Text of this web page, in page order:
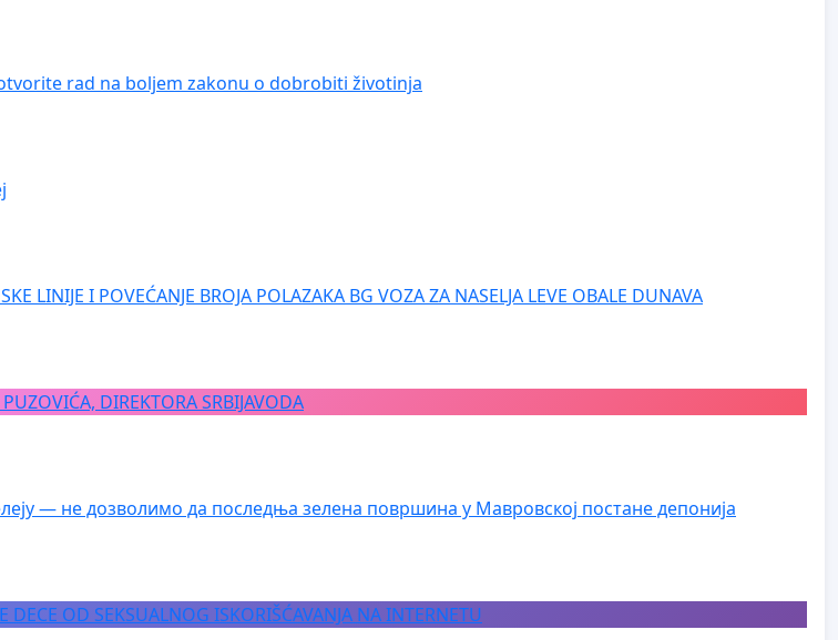
rad na boljem zakonu o dobrobiti životinja
LINIJE I POVEĆANJE BROJA POLAZAKA BG VOZA ZA NASELJA LEVE OBALE DUNAVA
DIREKTORA SRBIJAVODA
— не дозволимо да последња зелена површина у Мавровској постане депонија
DECE OD SEKSUALNOG ISKORIŠĆAVANJA NA INTERNETU